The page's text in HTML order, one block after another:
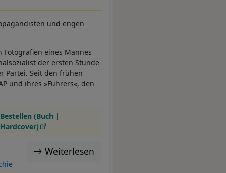
und engen
eines Mannes
der ersten Stunde
Partei. Seit den frühen
und ihres »Führers«, den
Bestellen (Buch |
Hardcover)
Weiterlesen